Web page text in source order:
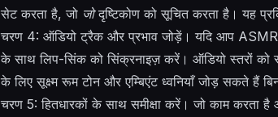
सेट करता है, जो जोदृष्टिकोण को सूचित करता है। यह
चरण 4: ऑडियो ट्रैक और प्रभाव जोड़ें। यदि आप ASMR
के साथ लिप-सिंक को सिंक्रनाइज़ करें। ऑडियो स्तरों को
के लिए सूक्ष्म रूम टोन और एम्बिएंट ध्वनियाँ जोड़ सकते हैं
चरण 5: हितधारकों के साथ समीक्षा करें। जो काम करता